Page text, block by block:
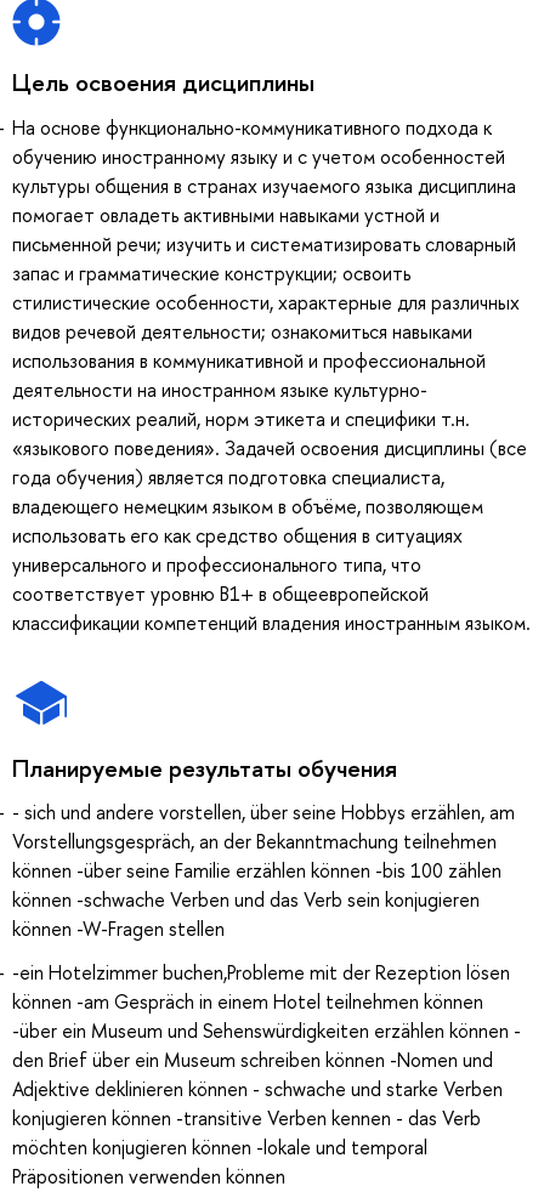
Цель освоения дисциплины
На основе функционально-коммуникативного подхода к
обучению иностранному языку и с учетом особенностей
культуры общения в странах изучаемого языка дисциплина
помогает овладеть активными навыками устной и
письменной речи; изучить и систематизировать словарный
запас и грамматические конструкции; освоить
стилистические особенности, характерные для различных
видов речевой деятельности; ознакомиться навыками
использования в коммуникативной и профессиональной
деятельности на иностранном языке культурно-
исторических реалий, норм этикета и специфики т.н.
«языкового поведения». Задачей освоения дисциплины (все
года обучения) является подготовка специалиста,
владеющего немецким языком в объёме, позволяющем
использовать его как средство общения в ситуациях
универсального и профессионального типа, что
соответствует уровню В1+ в общеевропейской
классификации компетенций владения иностранным языком.
Планируемые результаты обучения
- sich und andere vorstellen, über seine Hobbys erzählen, am
Vorstellungsgespräch, an der Bekanntmachung teilnehmen
können -über seine Familie erzählen können -bis 100 zählen
können -schwache Verben und das Verb sein konjugieren
können -W-Fragen stellen
-ein Hotelzimmer buchen,Probleme mit der Rezeption lösen
können -am Gespräch in einem Hotel teilnehmen können
-über ein Museum und Sehenswürdigkeiten erzählen können -
den Brief über ein Museum schreiben können -Nomen und
Adjektive deklinieren können - schwache und starke Verben
konjugieren können -transitive Verben kennen - das Verb
möchten konjugieren können -lokale und temporal
Präpositionen verwenden können